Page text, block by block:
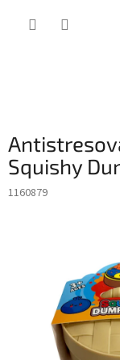
Squishy
1160879